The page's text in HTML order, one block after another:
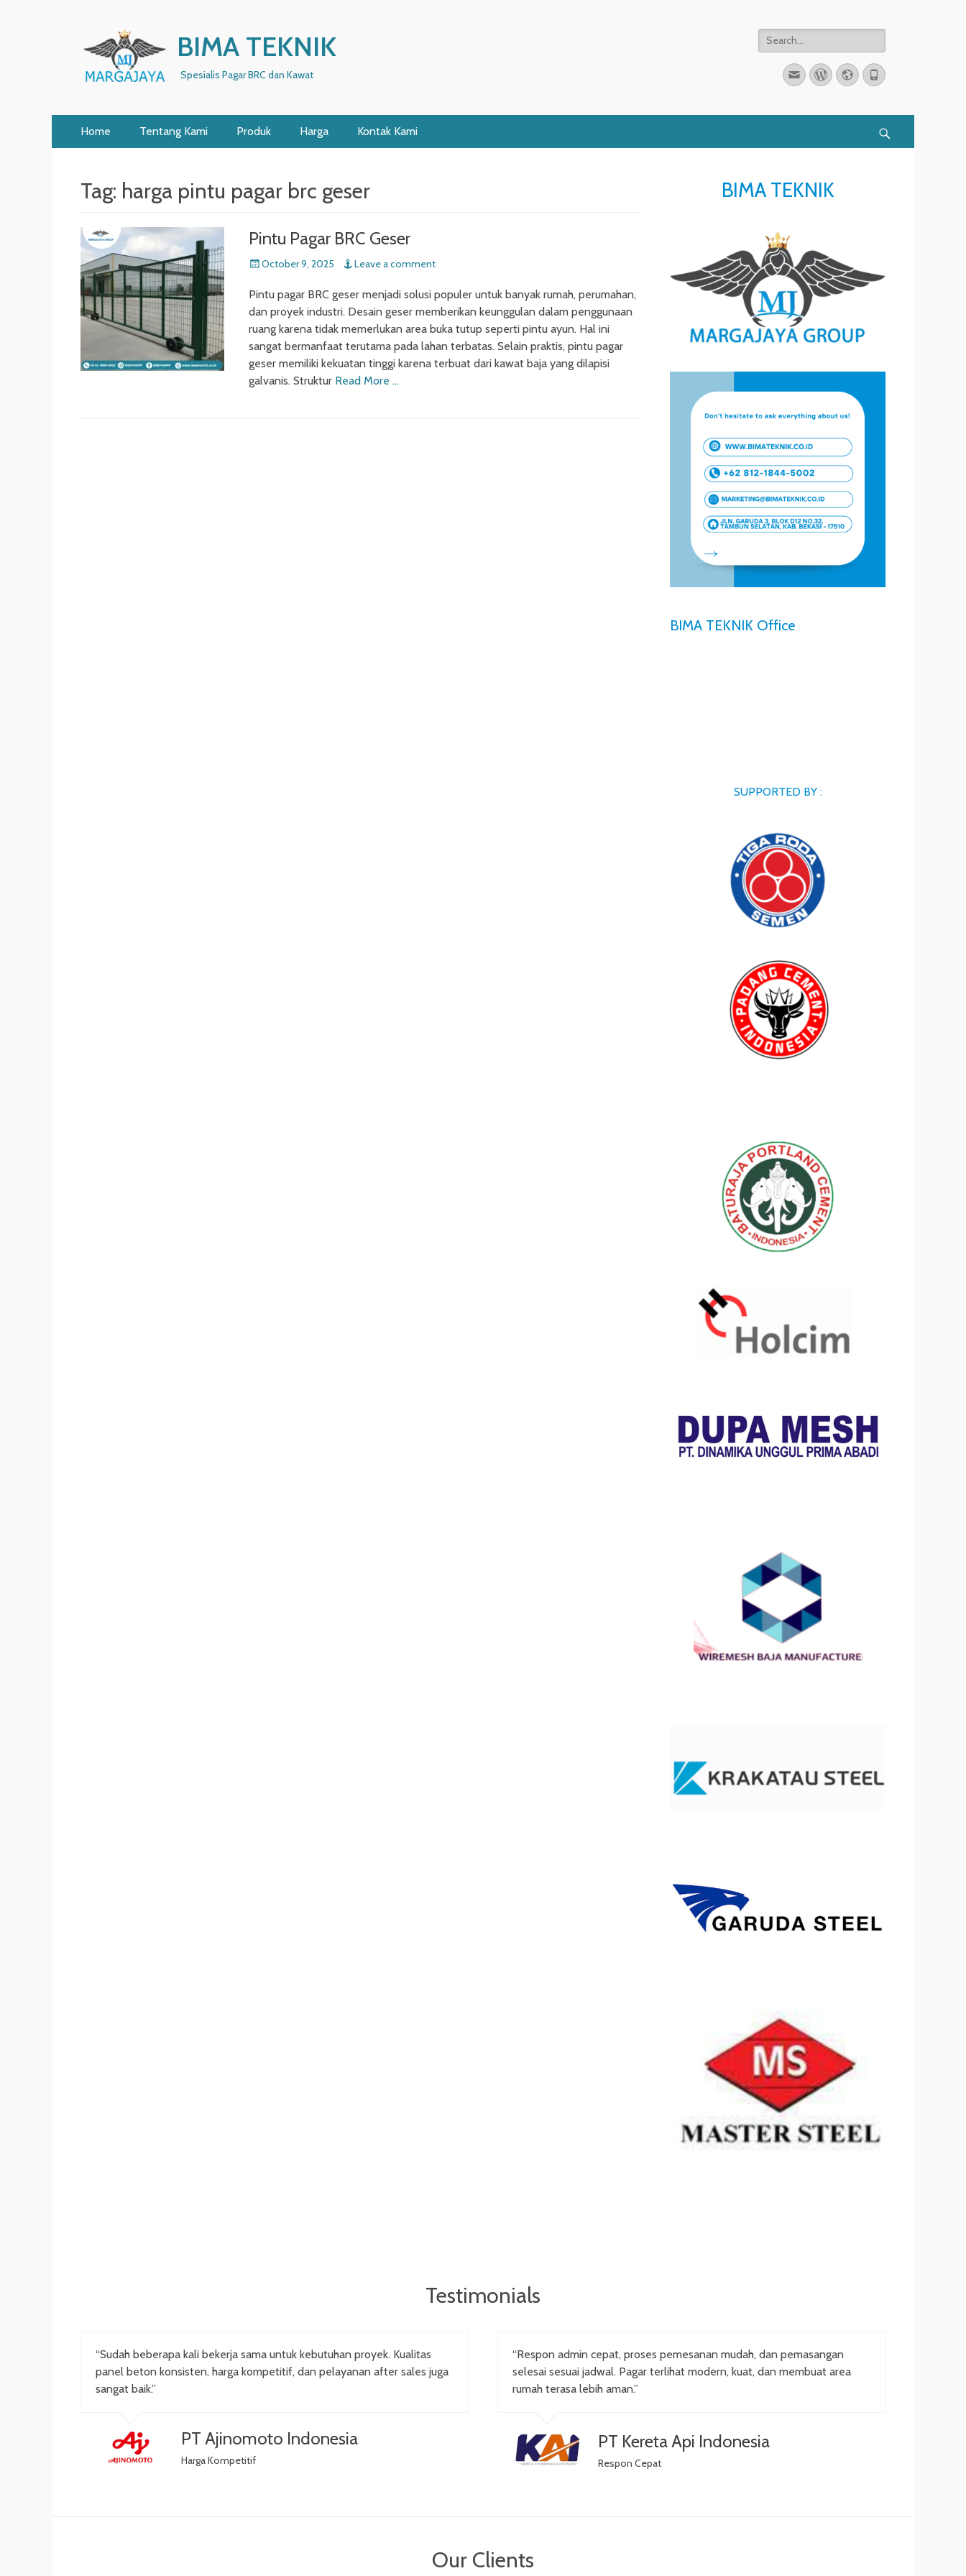
BIMA TEKNIK
Spesialis Pagar BRC dan Kawat
Search
for:
EmailWordPress
WebsitePhone
Primary
Menu
Home Tentang Kami Produk Harga Kontak Kami
Tag: harga pintu pagar brc geser
Pintu Pagar BRC Geser
Posted
October 9, 2025 Leave a comment
Pintu pagar BRC geser menjadi solusi populer untuk banyak rumah, perumahan,
dan proyek industri. Desain geser memberikan keunggulan dalam penggunaan
ruang karena tidak memerlukan area buka tutup seperti pintu ayun. Hal ini
sangat bermanfaat terutama pada lahan terbatas. Selain praktis, pintu pagar
geser memiliki kekuatan tinggi karena terbuat dari kawat baja yang dilapisi
galvanis. Struktur Read More …
BIMA TEKNIK
BIMA TEKNIK Office
SUPPORTED BY :
Testimonials
“Sudah beberapa kali bekerja sama untuk kebutuhan proyek. Kualitas
panel beton konsisten, harga kompetitif, dan pelayanan after sales juga
sangat baik.”
PT Ajinomoto Indonesia
Harga Kompetitif
“Respon admin cepat, proses pemesanan mudah, dan pemasangan
selesai sesuai jadwal. Pagar terlihat modern, kuat, dan membuat area
rumah terasa lebih aman.”
PT Kereta Api Indonesia
Respon Cepat
Our Clients